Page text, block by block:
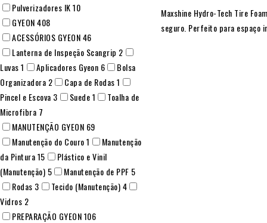
Maxshine Hydro-Tech Tire
seguro. Perfeito para espaço
Pulverizadores IK10
GYEON408
ACESSÓRIOS GYEON46
Lanterna de Inspeção Scangrip 2
Luvas1 Aplicadores Gyeon 6
Bolsa
Organizadora 2 Capa de Rodas1
Pincel e Escova 3 Suede1
Toalha de
Microfibra 7
MANUTENÇÃO GYEON 69
Manutenção do Couro1
Manutenção
da Pintura15
Plástico e Vinil
(Manutenção) 5 Manutenção de PPF 5
Rodas 3 Tecido (Manutenção)4
Vidros 2
PREPARAÇÃO GYEON106